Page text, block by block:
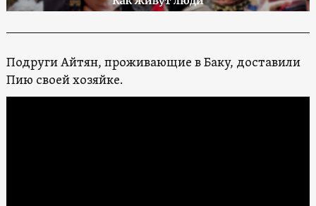
Подруги Айтян, проживающие в Баку, доставили
Пию своей хозяйке.